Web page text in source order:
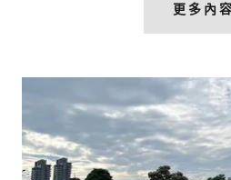
更多內容